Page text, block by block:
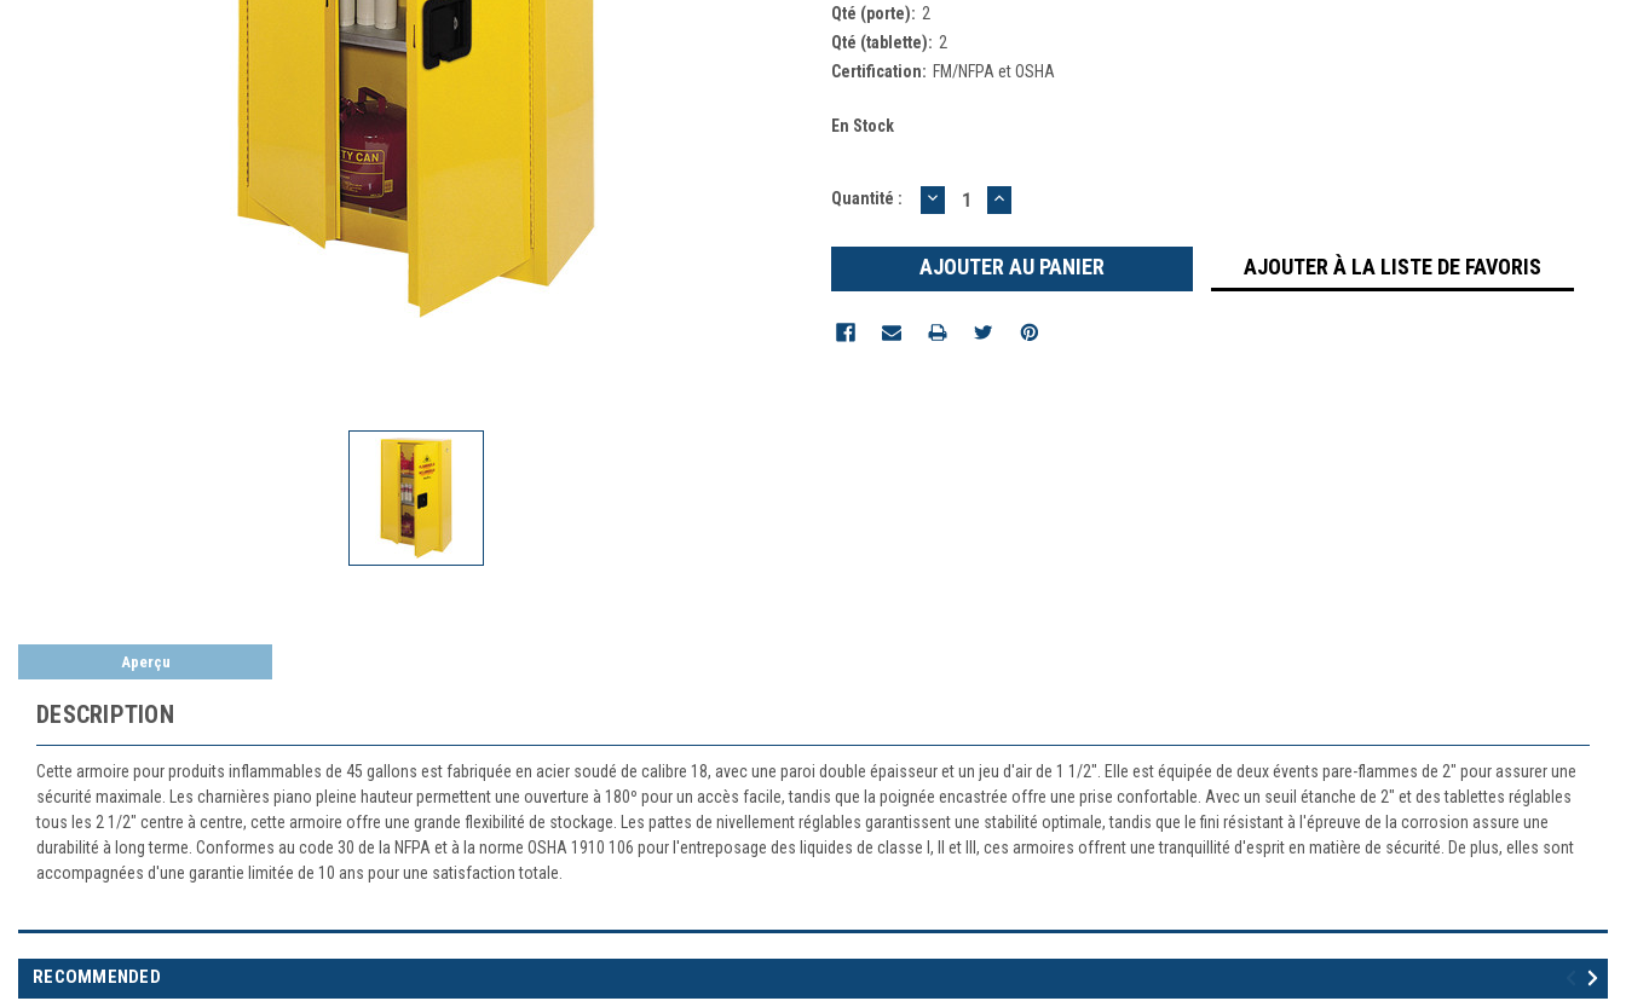
Qté (porte): 2
Qté (tablette): 2
Certification: FM/NFPA et OSHA
En Stock
Quantité : DIMINUER
LA
:
AUGMENTER
LA
:
AJOUTER À LA LISTE DE FAVORIS
Aperçu
DESCRIPTION
Cette armoire pour produits inflammables de 45 gallons est fabriquée en acier soudé de calibre 18, avec une paroi double épaisseur et un jeu d'air de 1 1/2". Elle est équipée de deux évents pare-flammes de 2" pour assurer une
sécurité maximale. Les charnières piano pleine hauteur permettent une ouverture à 180º pour un accès facile, tandis que la poignée encastrée offre une prise confortable. Avec un seuil étanche de 2" et des tablettes réglables
tous les 2 1/2" centre à centre, cette armoire offre une grande flexibilité de stockage. Les pattes de nivellement réglables garantissent une stabilité optimale, tandis que le fini résistant à l'épreuve de la corrosion assure une
durabilité à long terme. Conformes au code 30 de la NFPA et à la norme OSHA 1910 106 pour l'entreposage des liquides de classe I, II et III, ces armoires offrent une tranquillité d'esprit en matière de sécurité. De plus, elles sont
accompagnées d'une garantie limitée de 10 ans pour une satisfaction totale.
RECOMMENDED